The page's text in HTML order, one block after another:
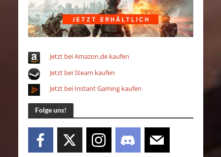
Jetzt bei Amazon.de kaufen
Jetzt bei Steam kaufen
Jetzt bei Instant Gaming kaufen
Folge uns!